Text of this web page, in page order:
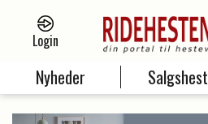
Login
Nyheder